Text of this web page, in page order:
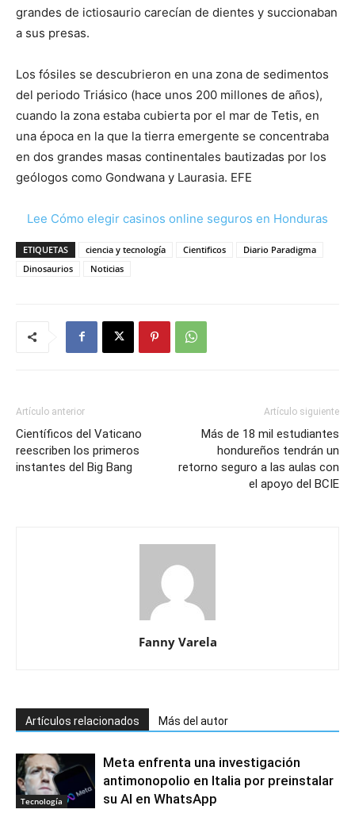
grandes de ictiosaurio carecían de dientes y succionaban
a sus presas.
Los fósiles se descubrieron en una zona de sedimentos
del periodo Triásico (hace unos 200 millones de años),
cuando la zona estaba cubierta por el mar de Tetis, en
una época en la que la tierra emergente se concentraba
en dos grandes masas continentales bautizadas por los
geólogos como Gondwana y Laurasia. EFE
Lee Cómo elegir casinos online seguros en Honduras
ETIQUETAS ciencia y tecnología Cientificos
Diario Paradigma
Dinosaurios
Noticias
Artículo anterior
Científicos del Vaticano
reescriben los primeros
instantes del Big Bang
Artículo siguiente
Más de 18 mil estudiantes
hondureños tendrán un
retorno seguro a las aulas con
el apoyo del BCIE
Fanny Varela
Artículos relacionados Más del autor
Tecnología
Meta enfrenta una investigación
antimonopolio en Italia por preinstalar
su AI en WhatsApp